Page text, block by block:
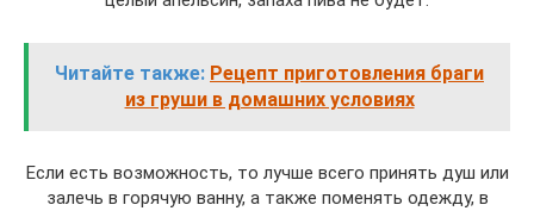
Читайте также: Рецепт приготовления браги
из груши в домашних условиях
Если есть возможность, то лучше всего принять душ или
залечь в горячую ванну, а также поменять одежду, в